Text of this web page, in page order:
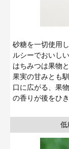
砂糖を一切使用
ルシーでおいし
はちみつは果物
果実の甘みとも
口に広がる、果
の香りが後をひ
低